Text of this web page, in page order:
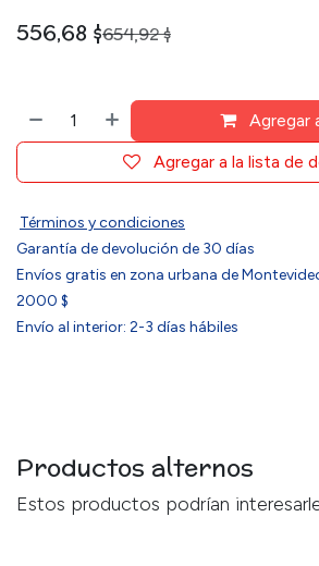
556,68 $654,92$
Agregar
Agregar a la lista de
Términos y condiciones
Garantía de devolución de 30 días
Envíos gratis en zona urbana de
2000 $
Envío al interior: 2-3 días hábiles
Productos alternos
Estos productos podrían